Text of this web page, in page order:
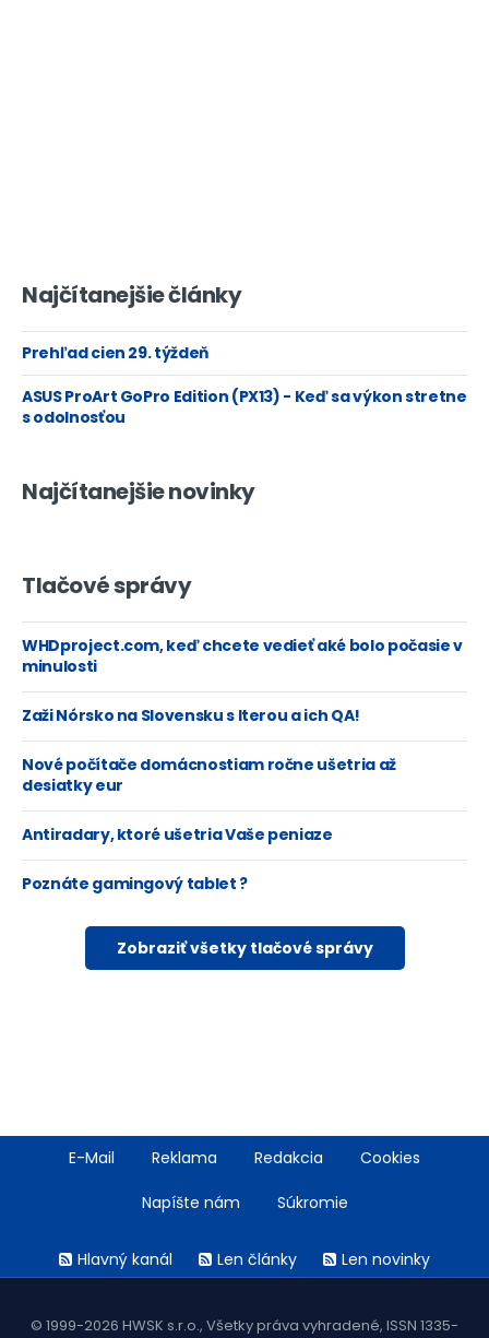
Najčítanejšie články
Prehľad cien 29. týždeň
ASUS ProArt GoPro Edition (PX13) - Keď sa výkon stretne
s odolnosťou
Najčítanejšie novinky
Tlačové správy
WHDproject.com, keď chcete vedieť aké bolo počasie v
minulosti
Zaži Nórsko na Slovensku s Iterou a ich QA!
Nové počítače domácnostiam ročne ušetria až
desiatky eur
Antiradary, ktoré ušetria Vaše peniaze
Poznáte gamingový tablet ?
Zobraziť všetky tlačové správy
FooterE-Mail Reklama Redakcia Cookies
Napíšte nám Súkromie
menuHlavný kanál Len články Len novinky
© 1999-2026 HWSK s.r.o., Všetky práva vyhradené, ISSN 1335-